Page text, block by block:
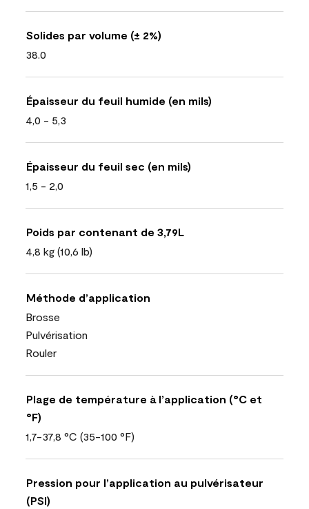
Solides par volume (± 2%)
38.0
Épaisseur du feuil humide (en mils)
4,0 - 5,3
Épaisseur du feuil sec (en mils)
1,5 - 2,0
Poids par contenant de 3,79L
4,8 kg (10,6 lb)
Méthode d’application
Brosse
Pulvérisation
Rouler
Plage de température à l’application (°C et
°F)
1,7-37,8 °C (35-100 °F)
Pression pour l’application au pulvérisateur
(PSI)